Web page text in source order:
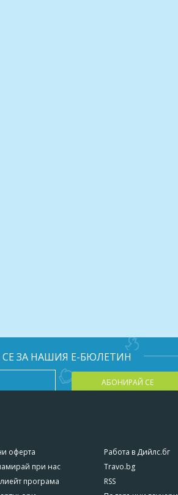
ЗА НАШИЯ Е-БЮЛЕТИН
АБОНИРАЙ СЕ
оферта
при нас
програма
Работа в Дийлс.бг
Travo.bg
RSS